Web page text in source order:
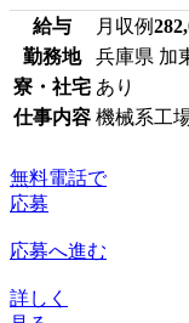
給与 月収例
勤務地
兵庫県 加
寮・社宅 あり
仕事内容 機械系工
無料電話で
応募
応募へ進む
詳しく